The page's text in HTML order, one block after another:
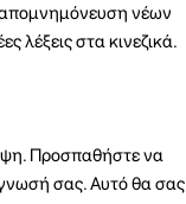
απομνημόνευση νέων
λέξεις στα κινεζικά.
Προσπαθήστε να
σας. Αυτό θα σας